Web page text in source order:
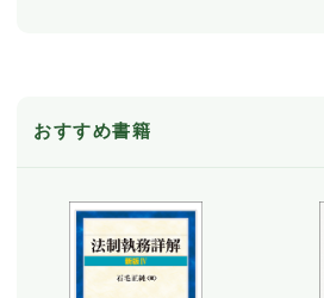
おすすめ書籍